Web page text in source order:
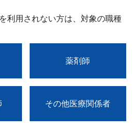
利用されない方は、対象の職種
薬剤師
その他医療関係者